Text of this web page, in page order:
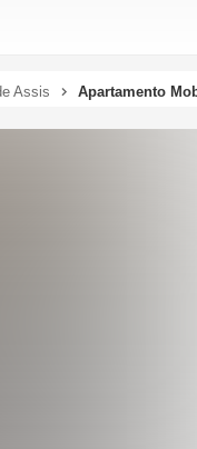
Assis Apartamento